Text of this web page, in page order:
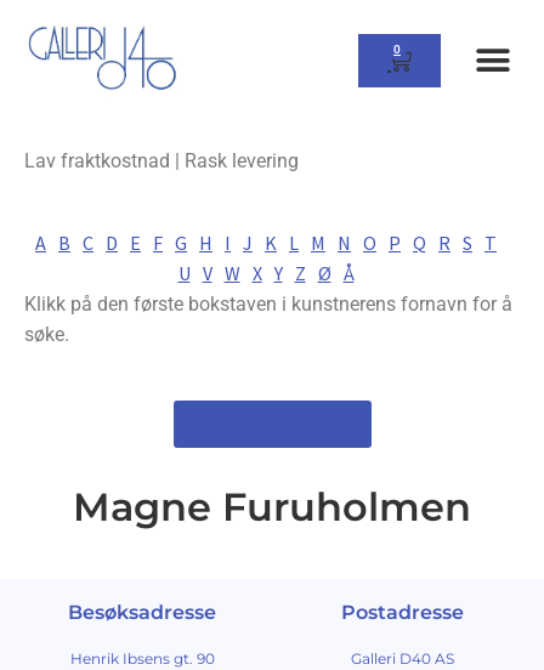
0
Lav fraktkostnad | Rask levering
A B C D E F G H I J K L M N O P Q R S T
U V W X Y Z Ø Å
Klikk på den første bokstaven i kunstnerens fornavn for å
søke.
Magne Furuholmen
Besøksadresse
Henrik Ibsens gt. 90
Postadresse
Galleri D40 AS